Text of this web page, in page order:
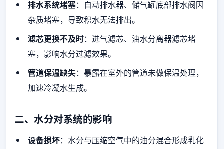
排水系统堵塞：自动排水器、储气罐底部排水阀因
杂质堵塞，导致积水无法排出。
滤芯更换不及时：进气滤芯、油水分离器滤芯堵
塞，影响水分过滤效果。
管道保温缺失：暴露在室外的管道未做保温处理，
加速冷凝水生成。
二、水分对系统的影响
设备损坏：水分与压缩空气中的油分混合形成乳化